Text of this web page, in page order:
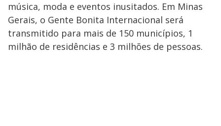
música, moda e eventos inusitados. Em Minas
Gerais, o Gente Bonita Internacional será
transmitido para mais de 150 municípios, 1
milhão de residências e 3 milhões de pessoas.